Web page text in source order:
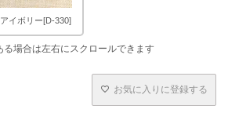
アイボリー[D-330]
お気に入りに登録する